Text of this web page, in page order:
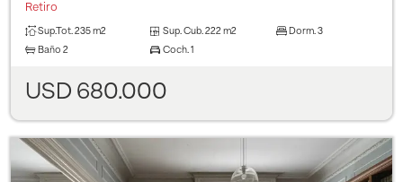
Retiro
Sup.Tot. 235 m2 Sup. Cub. 222 m2 Dorm. 3
Baño 2 Coch. 1
USD 680.000